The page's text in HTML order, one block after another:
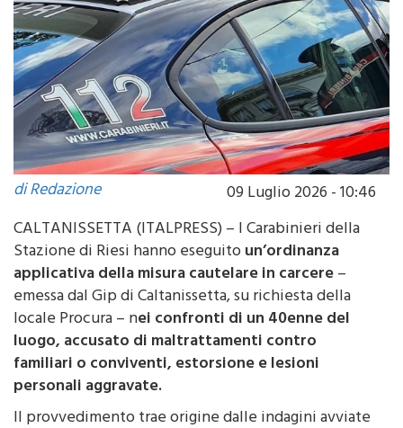
di Redazione
09 Luglio 2026 - 10:46
CALTANISSETTA (ITALPRESS) – I Carabinieri della
Stazione di Riesi hanno eseguitoun’ordinanza
applicativa della misura cautelare in carcere–
emessa dal Gip di Caltanissetta, su richiesta della
locale Procura – nei confronti di un 40enne del
luogo, accusato di maltrattamenti contro
familiari o conviventi, estorsione e lesioni
personali aggravate.